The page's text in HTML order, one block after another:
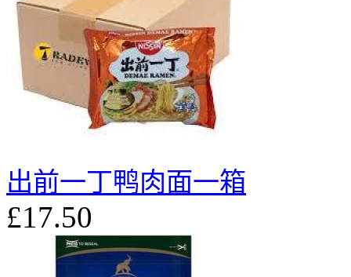
出前一丁鸭肉面一箱
£17.50